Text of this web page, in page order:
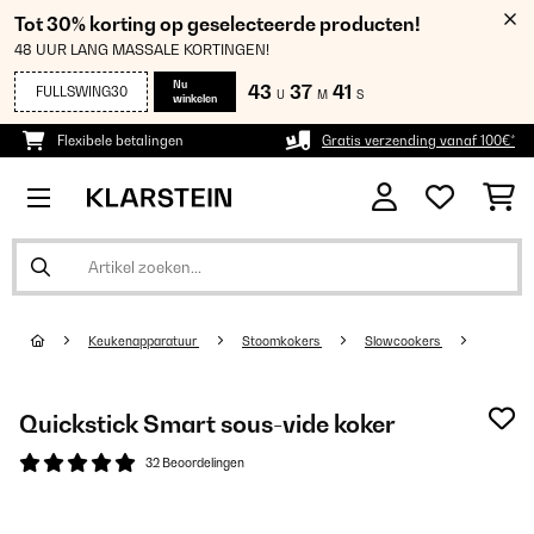
Tot 30% korting op geselecteerde producten!
48 UUR LANG MASSALE KORTINGEN!
FULLSWING30
Nu
winkelen
43 U 37 M 41 S
Flexibele betalingen Gratis verzending vanaf 100€*
Keukenapparatuur Stoomkokers Slowcookers
Quickstick Smart sous-vide koker
32 Beoordelingen